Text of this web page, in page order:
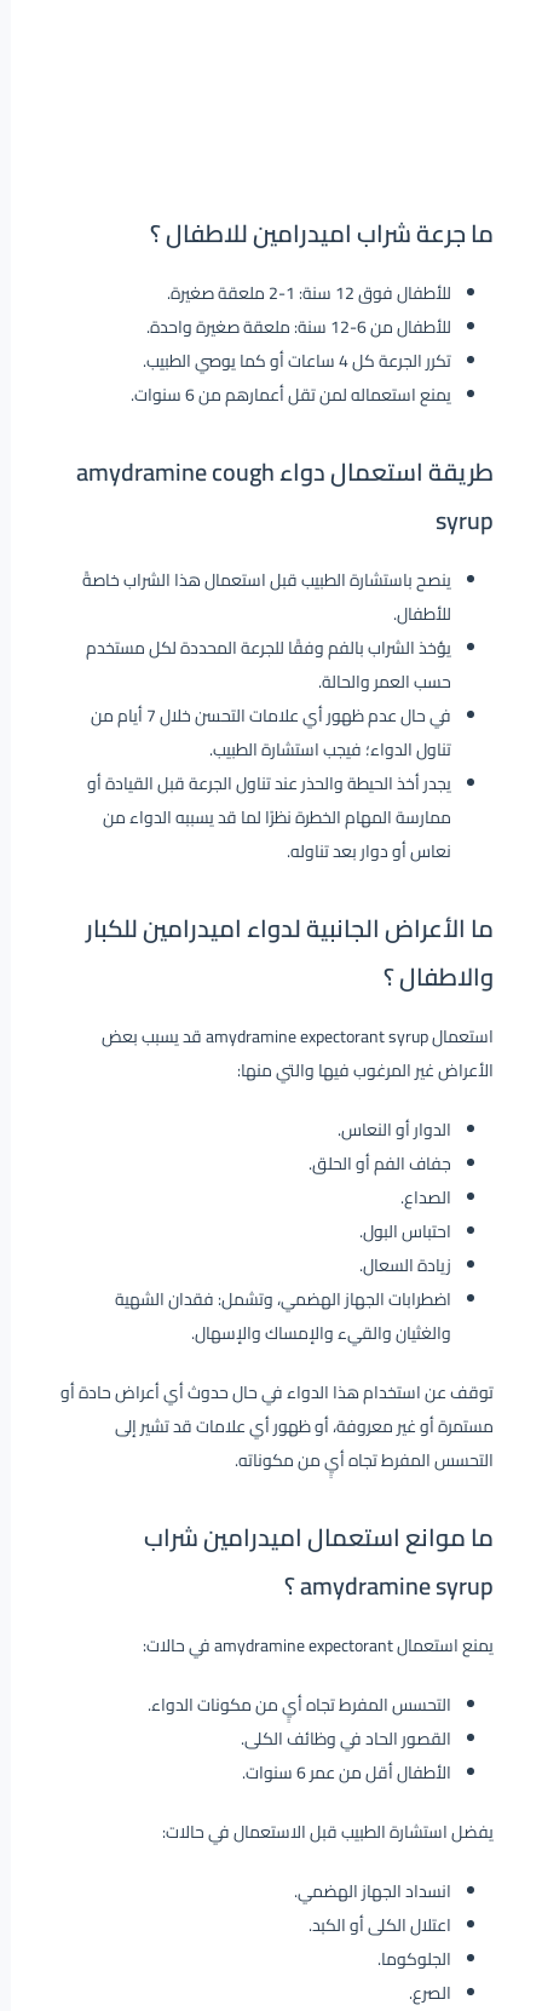
ما جرعة شراب اميدرامين للاطفال ؟
للأطفال فوق 12 سنة: 1-2 ملعقة صغيرة.
للأطفال من 6-12 سنة: ملعقة صغيرة واحدة.
تكرر الجرعة كل 4 ساعات أو كما يوصي الطبيب.
يمنع استعماله لمن تقل أعمارهم من 6 سنوات.
طريقة استعمال دواء amydramine cough
syrup
ينصح باستشارة الطبيب قبل استعمال هذا الشراب خاصةً
للأطفال.
يؤخذ الشراب بالفم وفقًا للجرعة المحددة لكل مستخدم
حسب العمر والحالة.
في حال عدم ظهور أي علامات التحسن خلال 7 أيام من
تناول الدواء؛ فيجب استشارة الطبيب.
يجدر أخذ الحيطة والحذر عند تناول الجرعة قبل القيادة أو
ممارسة المهام الخطرة نظرًا لما قد يسببه الدواء من
نعاس أو دوار بعد تناوله.
ما الأعراض الجانبية لدواء اميدرامين للكبار
والاطفال ؟
استعمال amydramine expectorant syrup قد يسبب بعض
الأعراض غير المرغوب فيها والتي منها:
الدوار أو النعاس.
جفاف الفم أو الحلق.
الصداع.
احتباس البول.
زيادة السعال.
اضطرابات الجهاز الهضمي، وتشمل: فقدان الشهية
والغثيان والقيء والإمساك والإسهال.
توقف عن استخدام هذا الدواء في حال حدوث أي أعراض حادة أو
مستمرة أو غير معروفة، أو ظهور أي علامات قد تشير إلى
التحسس المفرط تجاه أيٍ من مكوناته.
ما موانع استعمال اميدرامين شراب
amydramine syrup ؟
يمنع استعمال amydramine expectorant في حالات:
التحسس المفرط تجاه أيٍ من مكونات الدواء.
القصور الحاد في وظائف الكلى.
الأطفال أقل من عمر 6 سنوات.
يفضل استشارة الطبيب قبل الاستعمال في حالات:
انسداد الجهاز الهضمي.
اعتلال الكلى أو الكبد.
الجلوكوما.
الصرع.